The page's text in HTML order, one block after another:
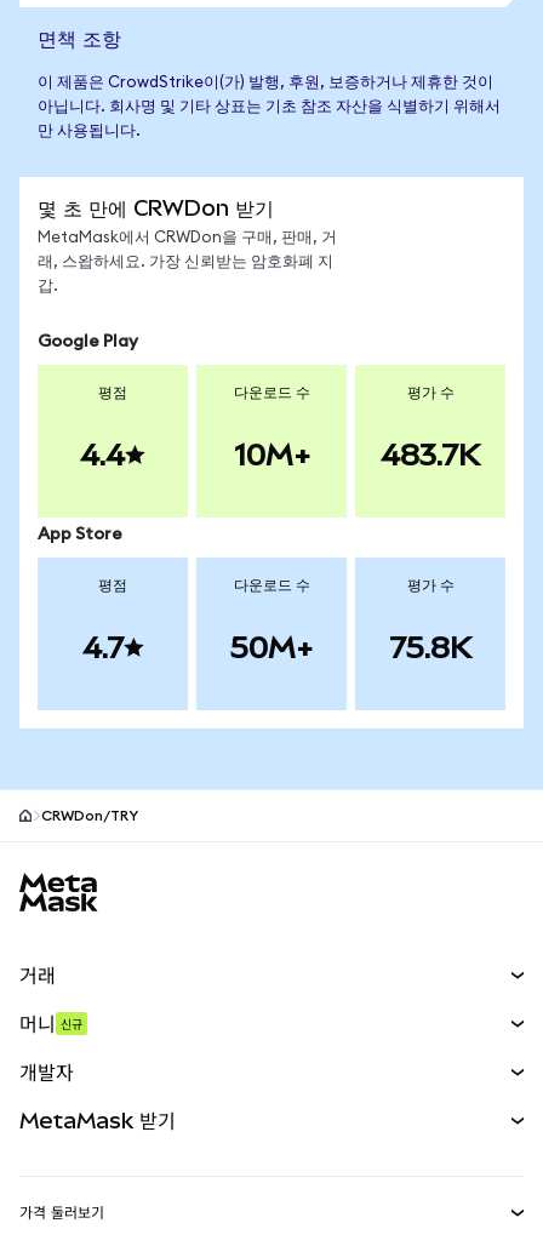
면책 조항
이 제품은 CrowdStrike이(가) 발행, 후원, 보증하거나 제휴한 것이
아닙니다. 회사명 및 기타 상표는 기초 참조 자산을 식별하기 위해서
만 사용됩니다.
몇 초 만에 CRWDon 받기
MetaMask에서 CRWDon을 구매, 판매, 거
래, 스왑하세요. 가장 신뢰받는 암호화폐 지
갑.
Google Play
평점
4.4
다운로드 수
10M+
평가 수
483.7K
App Store
평점
4.7
다운로드 수
50M+
평가 수
75.8K
CRWDon/TRY
거래
무기한 선물
실물자산
머니 신규
개발자
MetaMask 받기
가격 둘러보기